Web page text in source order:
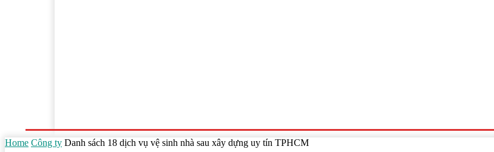
Home Công ty Danh sách 18 dịch vụ vệ sinh nhà sau xây dựng uy tín TPHCM